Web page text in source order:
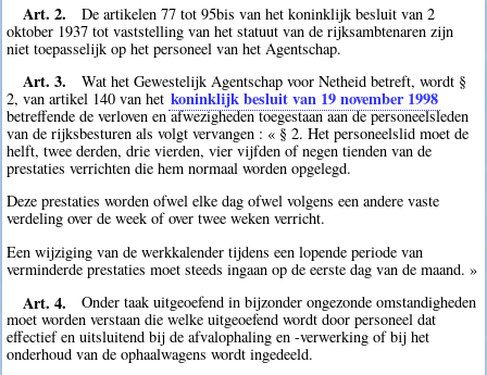
Art. 2.
De artikelen 77 tot 95bis van het koninklijk besluit van 2
oktober 1937 tot vaststelling van het statuut van de rijksambtenaren zijn
niet toepasselijk op het personeel van het Agentschap.
Art. 3.
Wat het Gewestelijk Agentschap voor Netheid betreft, wordt §
2, van artikel 140 van het koninklijk besluit van 19 november 1998
betreffende de verloven en afwezigheden toegestaan aan de personeelsleden
van de rijksbesturen als volgt vervangen : « § 2. Het personeelslid moet de
helft, twee derden, drie vierden, vier vijfden of negen tienden van de
prestaties verrichten die hem normaal worden opgelegd.
Deze prestaties worden ofwel elke dag ofwel volgens een andere vaste
verdeling over de week of over twee weken verricht.
Een wijziging van de werkkalender tijdens een lopende periode van
verminderde prestaties moet steeds ingaan op de eerste dag van de maand. »
Art. 4.
Onder taak uitgeoefend in bijzonder ongezonde omstandigheden
moet worden verstaan die welke uitgeoefend wordt door personeel dat
effectief en uitsluitend bij de afvalophaling en -verwerking of bij het
onderhoud van de ophaalwagens wordt ingedeeld.